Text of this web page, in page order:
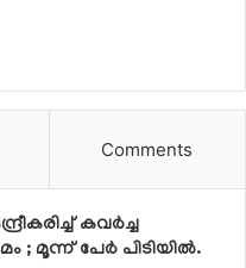
Comments
കവര്‍ച്ച
; മൂന്ന് പേര്‍ പിടിയില്‍.